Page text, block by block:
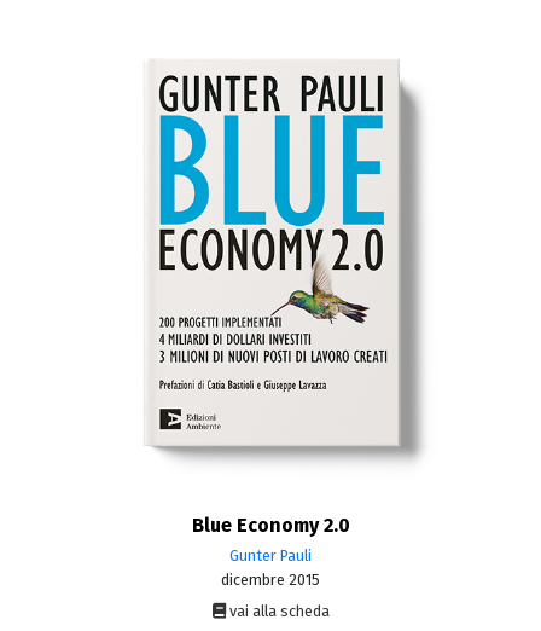
Blue Economy 2.0
Gunter Pauli
dicembre 2015
vai alla scheda